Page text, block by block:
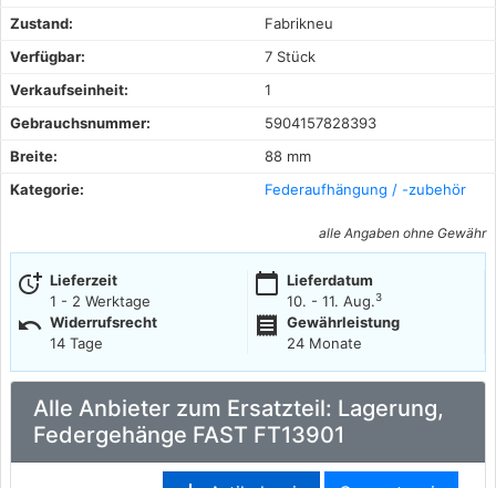
Zustand:
Fabrikneu
Verfügbar:
7 Stück
Verkaufseinheit:
1
Gebrauchsnummer:
5904157828393
Breite:
88 mm
Kategorie:
Federaufhängung / -zubehör
alle Angaben ohne Gewähr
more_time Lieferzeit
1 - 2 Werktage
calendar_today Lieferdatum
10. - 11. Aug.3
undo Widerrufsrecht
14 Tage
receipt
Gewährleistung
24 Monate
Alle Anbieter zum Ersatzteil: Lagerung,
Federgehänge FAST FT13901